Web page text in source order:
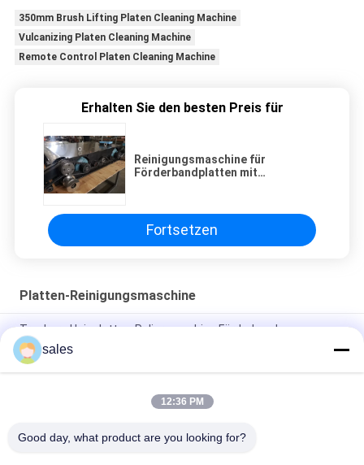
350mm Brush Lifting Platen Cleaning Machine
Vulcanizing Platen Cleaning Machine
Remote Control Platen Cleaning Machine
Erhalten Sie den besten Preis für
Reinigungsmaschine für
Förderbandplatten mit
Fortsetzen
Platten-Reinigungsmaschine
Tragbare Heizplatten-Poliermaschine Förderband-
Vulkanisierpresse
Vulkanisierpresse Plattenreinigungsmaschine Q345 Material
1,7 m/min Reinigungshitzepresse Plattenförderband
sales
12:36 PM
Good day, what product are you looking for?